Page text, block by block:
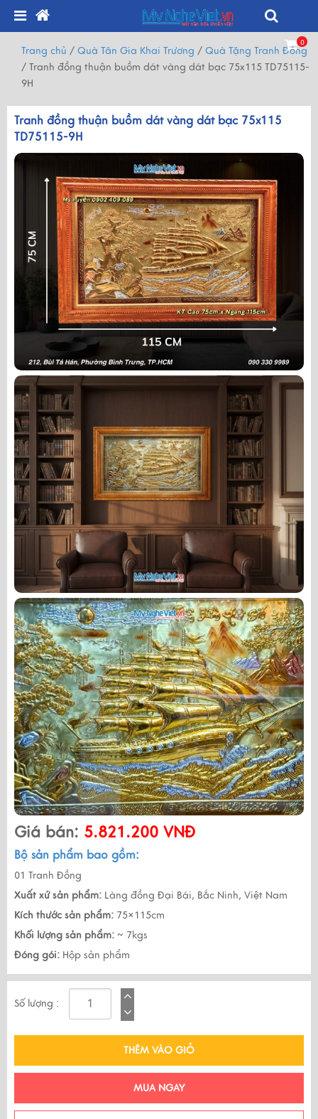
0
Trang chủ / Quà Tân Gia Khai Trương / Quà Tặng Tranh Đồng
/ Tranh đồng thuận buồm dát vàng dát bạc 75x115 TD75115-
9H
Tranh đồng thuận buồm dát vàng dát bạc 75x115
TD75115-9H
Giá bán: 5.821.200 VNĐ
Bộ sản phẩm bao gồm:
01 Tranh Đồng
Xuất xứ sản phẩm: Làng đồng Đại Bái, Bắc Ninh, Việt Nam
Kích thước sản phẩm: 75×115cm
Khối lượng sản phẩm: ~ 7kgs
Đóng gói: Hộp sản phẩm
Số lượng :
THÊM VÀO GIỎ
MUA NGAY